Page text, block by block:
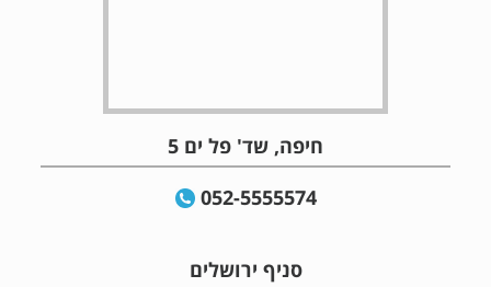
חיפה, שד' פל ים 5
052-5555574
סניף ירושלים